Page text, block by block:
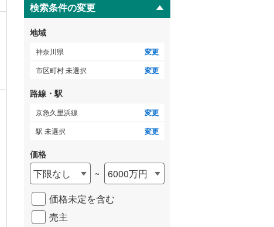
に
保
存
す
る
検索条件の変更
地域
神奈川県 変更
市区町村 未選択 変更
路線・駅
京急久里浜線 変更
駅 未選択 変更
価格
下限なし ~
6000万円
価格未定を含む
売主